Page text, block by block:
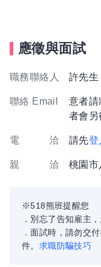
應徵與面試
職務聯絡人 許先生
聯絡 Email
意者請
者會另
電 洽 請先登
親 洽 桃園市
※518熊班提醒您
．別忘了告知雇主
．面試時，請勿交
件。 求職防騙技巧